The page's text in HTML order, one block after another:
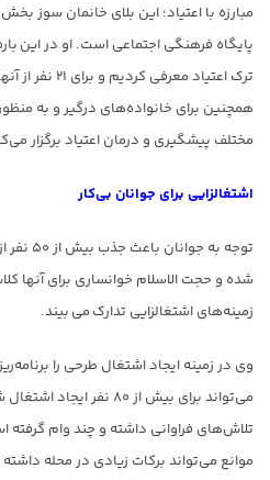
مبارزه با اعتیاد؛ این بلای خانمان سوز
ترک اعتیاد
همچنین برای خانواده‌های درگیر و به
مختلف پیشگیری و درمان اعتیاد برگزار
اشتغالزایی برای جوانان بی‌کار
توجه
شده و حجت الاسلام خوانساری برای آنها
زمینه‌های اشتغالزایی تدارک می بیند.
وی در زمینه ایجاد اشتغال طرحی را
می‌تواند برای بیش از ۸۰
تلاش‌های فراوانی داشته و چند وام
موانع می‌تواند برکات زیادی در محله